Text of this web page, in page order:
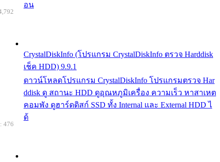
อน
CrystalDiskInfo (โปรแกรม CrystalDiskInfo ตรวจ Harddisk
เช็ค HDD) 9.9.1
ดาวน์โหลดโปรแกรม CrystalDiskInfo โปรแกรมตรวจ Har
ddisk ดู สถานะ HDD ดูอุณหภูมิเครื่อง ความเร็ว หาสาเหต
คอมพัง ดูฮาร์ดดิสก์ SSD ทั้ง Internal และ External HDD ไ
ด้
476